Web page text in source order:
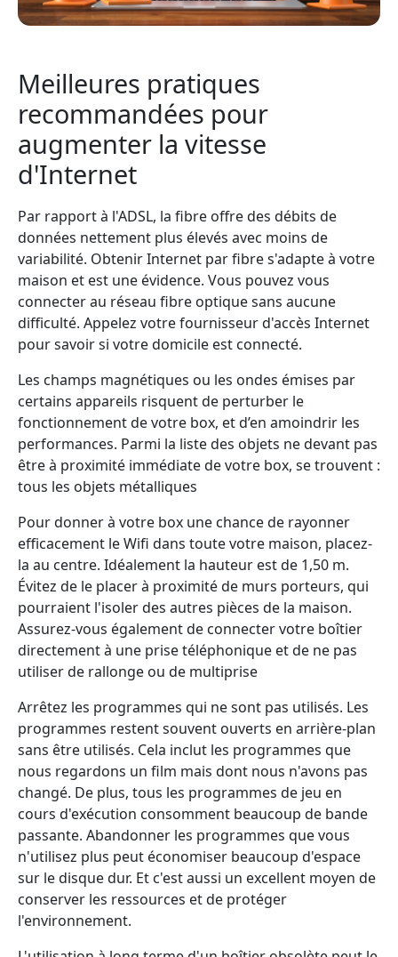
Meilleures pratiques
recommandées pour
augmenter la vitesse
d'Internet
Par rapport à l'ADSL, la fibre offre des débits de
données nettement plus élevés avec moins de
variabilité. Obtenir Internet par fibre s'adapte à votre
maison et est une évidence. Vous pouvez vous
connecter au réseau fibre optique sans aucune
difficulté. Appelez votre fournisseur d'accès Internet
pour savoir si votre domicile est connecté.
Les champs magnétiques ou les ondes émises par
certains appareils risquent de perturber le
fonctionnement de votre box, et d’en amoindrir les
performances. Parmi la liste des objets ne devant pas
être à proximité immédiate de votre box, se trouvent :
tous les objets métalliques
Pour donner à votre box une chance de rayonner
efficacement le Wifi dans toute votre maison, placez-
la au centre. Idéalement la hauteur est de 1,50 m.
Évitez de le placer à proximité de murs porteurs, qui
pourraient l'isoler des autres pièces de la maison.
Assurez-vous également de connecter votre boîtier
directement à une prise téléphonique et de ne pas
utiliser de rallonge ou de multiprise
Arrêtez les programmes qui ne sont pas utilisés. Les
programmes restent souvent ouverts en arrière-plan
sans être utilisés. Cela inclut les programmes que
nous regardons un film mais dont nous n'avons pas
changé. De plus, tous les programmes de jeu en
cours d'exécution consomment beaucoup de bande
passante. Abandonner les programmes que vous
n'utilisez plus peut économiser beaucoup d'espace
sur le disque dur. Et c'est aussi un excellent moyen de
conserver les ressources et de protéger
l'environnement.